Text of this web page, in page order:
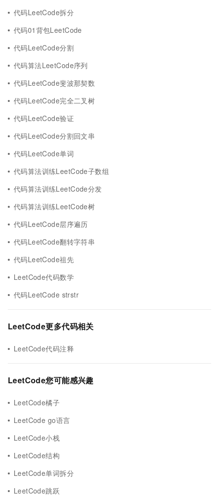
代码LeetCode拆分
代码01背包LeetCode
代码LeetCode分割
代码算法LeetCode序列
代码LeetCode斐波那契数
代码LeetCode完全二叉树
代码LeetCode验证
代码LeetCode分割回文串
代码LeetCode单词
代码算法训练LeetCode子数组
代码算法训练LeetCode分发
代码算法训练LeetCode树
代码LeetCode层序遍历
代码LeetCode翻转字符串
代码LeetCode祖先
LeetCode代码数学
代码LeetCode strstr
LeetCode更多代码相关
LeetCode代码注释
LeetCode您可能感兴趣
LeetCode橘子
LeetCode go语言
LeetCode小栈
LeetCode结构
LeetCode单词拆分
LeetCode跳跃